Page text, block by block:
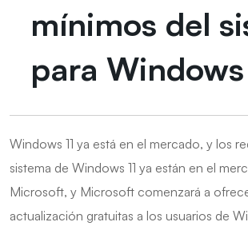
mínimos del
para Windows
Windows 11 ya está en el mercado, y los
sistema de Windows 11 ya están en el
Microsoft, y Microsoft comenzará a
actualización gratuitas a los usuarios de